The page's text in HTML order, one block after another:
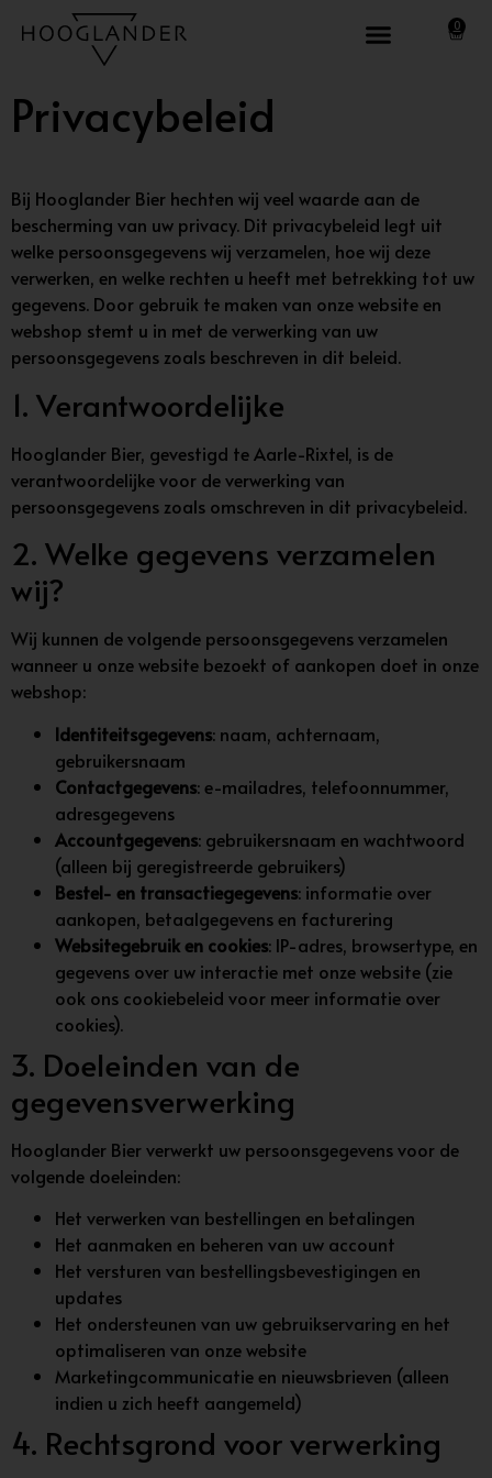
0
Privacybeleid
Bij Hooglander Bier hechten wij veel waarde aan de
bescherming van uw privacy. Dit privacybeleid legt uit
welke persoonsgegevens wij verzamelen, hoe wij deze
verwerken, en welke rechten u heeft met betrekking tot uw
gegevens. Door gebruik te maken van onze website en
webshop stemt u in met de verwerking van uw
persoonsgegevens zoals beschreven in dit beleid.
1. Verantwoordelijke
Hooglander Bier, gevestigd te Aarle-Rixtel, is de
verantwoordelijke voor de verwerking van
persoonsgegevens zoals omschreven in dit privacybeleid.
2. Welke gegevens verzamelen
wij?
Wij kunnen de volgende persoonsgegevens verzamelen
wanneer u onze website bezoekt of aankopen doet in onze
webshop:
Identiteitsgegevens: naam, achternaam,
gebruikersnaam
Contactgegevens: e-mailadres, telefoonnummer,
adresgegevens
Accountgegevens: gebruikersnaam en wachtwoord
(alleen bij geregistreerde gebruikers)
Bestel- en transactiegegevens: informatie over
aankopen, betaalgegevens en facturering
Websitegebruik en cookies: IP-adres, browsertype, en
gegevens over uw interactie met onze website (zie
ook ons cookiebeleid voor meer informatie over
cookies).
3. Doeleinden van de
gegevensverwerking
Hooglander Bier verwerkt uw persoonsgegevens voor de
volgende doeleinden:
Het verwerken van bestellingen en betalingen
Het aanmaken en beheren van uw account
Het versturen van bestellingsbevestigingen en
updates
Het ondersteunen van uw gebruikservaring en het
optimaliseren van onze website
Marketingcommunicatie en nieuwsbrieven (alleen
indien u zich heeft aangemeld)
4. Rechtsgrond voor verwerking